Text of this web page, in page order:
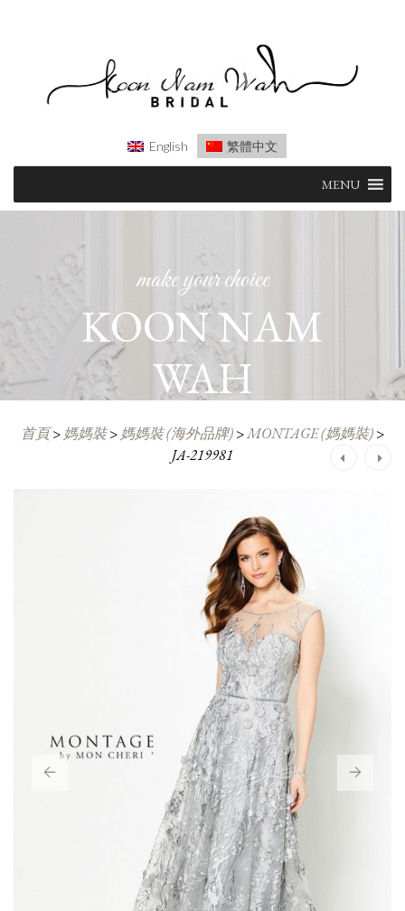
English 繁體中文
content
MENU
make your choice
KOON NAM
WAH
首頁> 媽媽裝> 媽媽裝 (海外品牌)>MONTAGE (媽媽裝)>
JA-219981